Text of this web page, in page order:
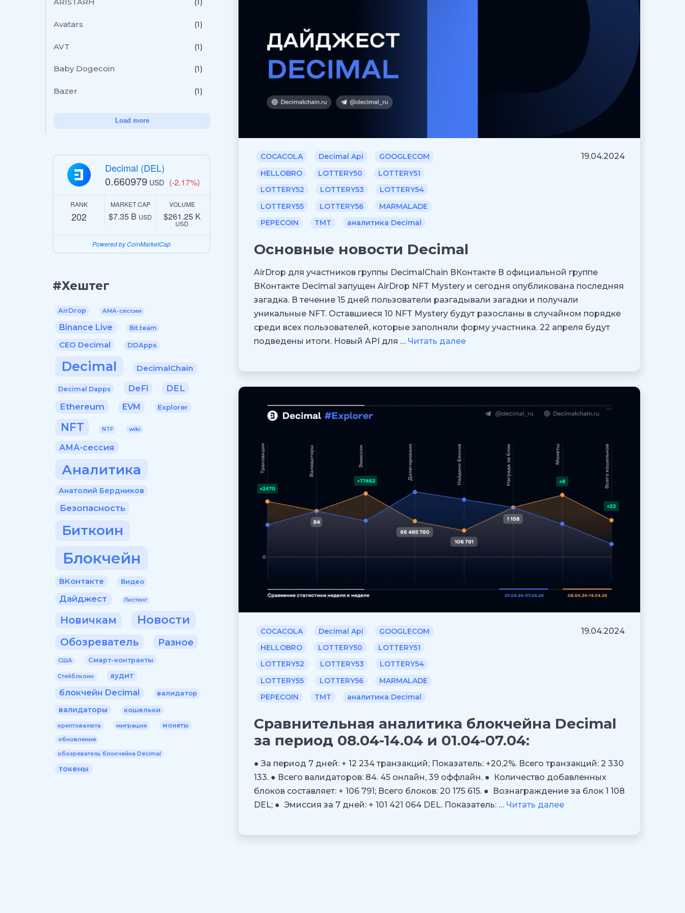
Avatars (1)
AVT (1)
Baby Dogecoin (1)
Bazer (1)
Load more
Decimal (DEL)
0.660979 USD (-2.17%)
RANK
202
MARKET CAP
$7.35 B USD
VOLUME
$261.25 K
USD
Powered by CoinMarketCap
#Хештег
AirDrop AMA-сессии
Binance Live Bit.team
CEO Decimal DDApps
Decimal DecimalChain
Decimal Dapps DeFi DEL
Ethereum EVM Explorer
NFT NTF wiki
АМА-сессия
Аналитика
Анатолий Бердников
Безопасность
Биткоин
Блокчейн
ВКонтакте Видео
Дайджест Листинг
Новичкам Новости
Обозреватель Разное
США Смарт-контракты
Стейблкоин аудит
блокчейн Decimal валидатор
валидаторы кошельки
криптовалюта миграция монеты
обновление
обозреватель блокчейна Decimal
токены
COCACOLA Decimal Api
GOOGLECOM
HELLOBRO
LOTTERY50
LOTTERY51
LOTTERY52
LOTTERY53
LOTTERY54
LOTTERY55
LOTTERY56
MARMALADE
PEPECOIN
TMT аналитика Decimal
19.04.2024
Основные новости Decimal
AirDrop для участников группы DecimalChain ВКонтакте В официальной группе
ВКонтакте Decimal запущен AirDrop NFT Mystery и сегодня опубликована последняя
загадка. В течение 15 дней пользователи разгадывали загадки и получали
уникальные NFT. Оставшиеся 10 NFT Mystery будут разосланы в случайном порядке
среди всех пользователей, которые заполняли форму участника. 22 апреля будут
подведены итоги. Новый API для … Читать далее
COCACOLA Decimal Api
GOOGLECOM
HELLOBRO
LOTTERY50
LOTTERY51
LOTTERY52
LOTTERY53
LOTTERY54
LOTTERY55
LOTTERY56
MARMALADE
PEPECOIN
TMT аналитика Decimal
19.04.2024
Сравнительная аналитика блокчейна Decimal
за период 08.04-14.04 и 01.04-07.04:
● За период 7 дней: + 12 234 транзакций; Показатель: +20,2%. Всего транзакций: 2 330
133. ● Всего валидаторов: 84. 45 онлайн, 39 оффлайн. ● Количество добавленных
блоков составляет: + 106 791; Всего блоков: 20 175 615. ● Вознаграждение за блок 1 108
DEL; ● Эмиссия за 7 дней: + 101 421 064 DEL. Показатель: … Читать далее